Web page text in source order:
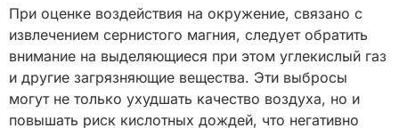
При оценке воздействия на окружение, связано с
извлечением сернистого магния, следует обратить
внимание на выделяющиеся при этом углекислый газ
и другие загрязняющие вещества. Эти выбросы
могут не только ухудшать качество воздуха, но и
повышать риск кислотных дождей, что негативно